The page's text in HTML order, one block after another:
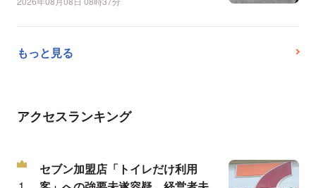
もっと見る
アクセスランキング
セブン加盟店「トイレだけ利用